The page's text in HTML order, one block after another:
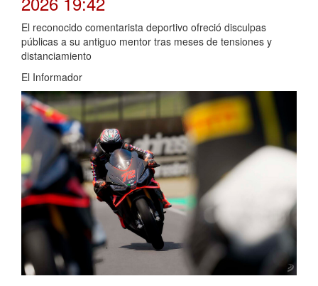
El reconocido comentarista deportivo ofreció disculpas
públicas a su antiguo mentor tras meses de tensiones y
distanciamiento
El Informador